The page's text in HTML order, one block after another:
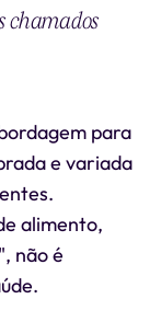
chamados
para
e variada
alimento,
não é